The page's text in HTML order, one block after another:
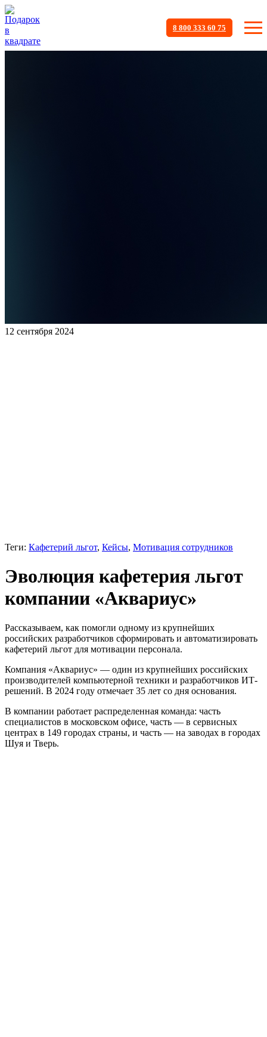
8 800 333 60 75
12 сентября 2024
Теги: Кафетерий льгот, Кейсы, Мотивация сотрудников
Эволюция кафетерия льгот
компании «Аквариус»
Рассказываем, как помогли одному из крупнейших
российских разработчиков сформировать и автоматизировать
кафетерий льгот для мотивации персонала.
Компания «Аквариус» — один из крупнейших российских
производителей компьютерной техники и разработчиков ИТ-
решений. В 2024 году отмечает 35 лет со дня основания.
В компании работает распределенная команда: часть
специалистов в московском офисе, часть — в сервисных
центрах в 149 городах страны, и часть — на заводах в городах
Шуя и Тверь.